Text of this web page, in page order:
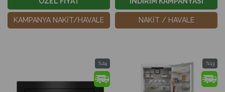
KAMPANYA NAKİT/HAVALE NAKİT / HAVALE
%24
İndirim
%24İndirim
%13
İndirim